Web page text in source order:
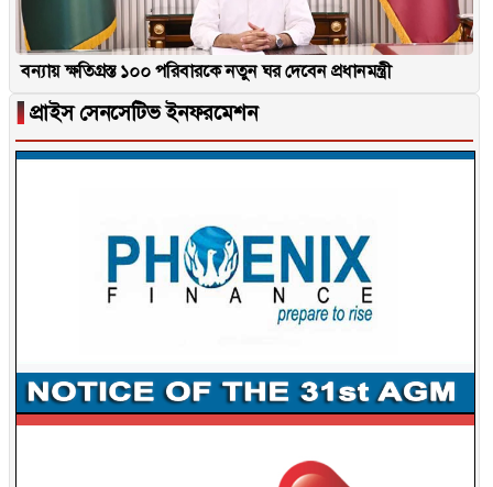
বন্যায় ক্ষতিগ্রস্ত ১০০ পরিবারকে নতুন ঘর দেবেন প্রধানমন্ত্রী
▐ প্রাইস সেনসেটিভ ইনফরমেশন